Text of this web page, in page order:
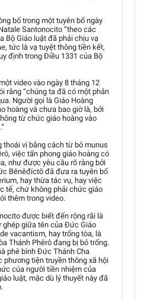
bố trong một tuyên bố ngày
Santonocito “theo các
Bộ Giáo luật đã phải chịu vạ
tức là vạ tuyệt thông tiền kết,
định trong Điều 1331 của Bộ
video vào ngày 8 tháng 12
rằng “chúng ta đã có một phản
Người gọi là Giáo Hoàng
hoàng và chưa bao giờ là, bởi
từ chức giáo hoàng vào
vị bằng cách từ bỏ munus
việc tấn phong giáo hoàng có
như được yêu cầu rõ ràng bởi
Bênêđíctô đã đưa ra tuyên bố
hay thừa tác vụ, hay việc
tế, chứ không phải chức giáo
thêm trong video.
được biết đến rộng rãi là
ghép giữa tên của Đức Giáo
vacantism, hay trống tòa, là
Thánh Phêrô đang bị bỏ trống.
phê bình Đức Thánh Cha
phương tiện truyền thông xã hội
của người tiền nhiệm của
luật, mặc dù lý thuyết này đã